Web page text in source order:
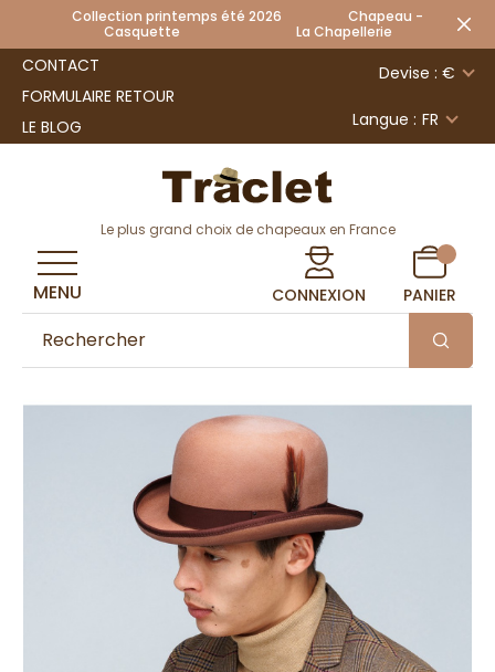
Collection printemps été 2026 Chapeau -
Casquette La Chapellerie
CONTACT
FORMULAIRE RETOUR
LE BLOG
Devise : €
Langue : FR
Le plus grand choix de chapeaux en France
CONNEXION PANIER
MENU